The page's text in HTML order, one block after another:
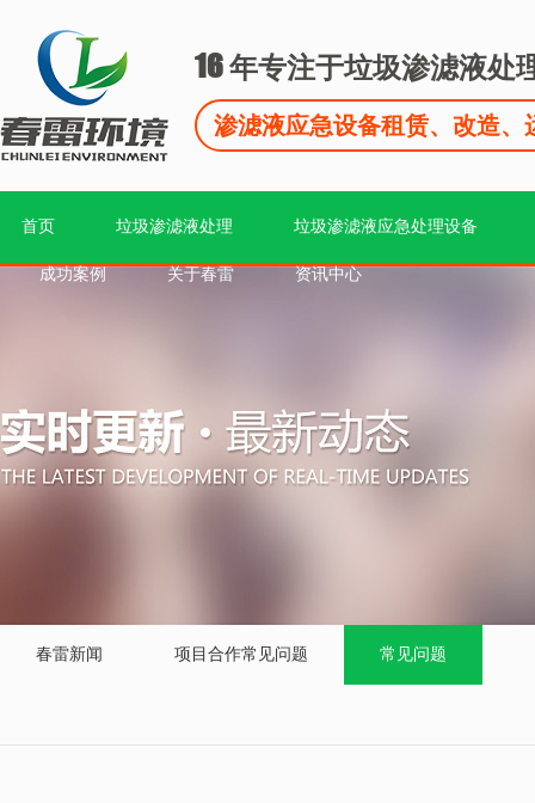
16年专注于垃圾渗滤液处
渗滤液应急设备租赁、改造、
首页 垃圾渗滤液处理 垃圾渗滤液应急处理设备
成功案例 关于春雷 资讯中心
春雷新闻 项目合作常见问题 常见问题